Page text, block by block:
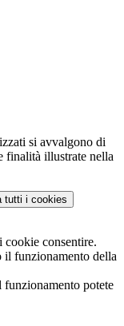
si avvalgono di
finalità illustrate nella
tutti i cookies
cookie consentire.
il funzionamento della
funzionamento potete